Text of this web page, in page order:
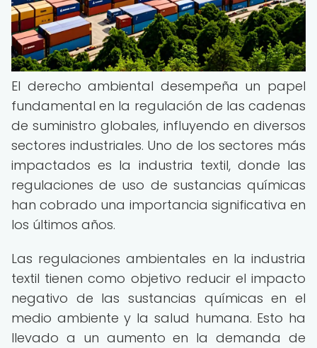
El derecho ambiental desempeña un papel
fundamental en la regulación de las cadenas
de suministro globales, influyendo en diversos
sectores industriales. Uno de los sectores más
impactados es la industria textil, donde las
regulaciones de uso de sustancias químicas
han cobrado una importancia significativa en
los últimos años.
Las regulaciones ambientales en la industria
textil tienen como objetivo reducir el impacto
negativo de las sustancias químicas en el
medio ambiente y la salud humana. Esto ha
llevado a un aumento en la demanda de